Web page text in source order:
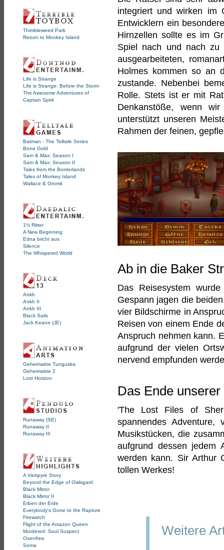
Thimbleweed Park
Return to Monkey Island
Life is Strange
Life is Strange: Before the Storm
The Awesome Adventures of
Captain Spirit
Batman - The Telltale Series
Bone Gold
Sam & Max: Season I
Sam & Max: Season II
Tales from the Borderlands
Tales of Monkey Island
Wallace & Gromit
1½ Ritter
A New Beginning
Edna bricht aus
Silence
The Whispered World
Ankh
Ankh II
Ankh III
Black Sails
Jack Keane (JE)
Geheimakte Tunguska
Geheimakte 2
Lost Horizon
Runaway (SE)
Runaway II
Runaway III
A Vampyre Story
Beyond the Edge of Owlsgard
Black Mirror
Black Mirror II
Erben der Erde
Everybody's Gone to the Rapture
Firewatch
Flight of the Amazon Queen
Murdered: Soul Suspect
Oxenfree
Soma
integriert und wirken im
Entwicklern ein
Hirnzellen sollte es im
Spiel nach und nach
ausgearbeiteten,
Holmes kommen so an
zustande. Nebenbei
Rolle. Stets ist er mit
Denkanstöße, wenn
unterstützt unseren
Rahmen der feinen,
Ab in die Baker
Das Reisesystem
Gespann jagen die
vier Bildschirme in
Reisen von einem Ende
Anspruch nehmen kann.
aufgrund der vielen
nervend empfunden
Das Ende
'The Lost Files of
spannendes Adventure,
Musikstücken, die
aufgrund dessen jedem
werden kann. Sir Arthur
tollen Werkes!
Weitere